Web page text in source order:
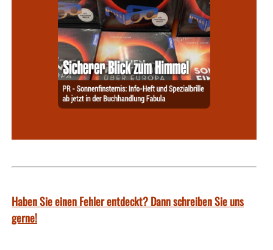
Haben Sie einen Fehler entdeckt? Dann schreiben Sie uns
gerne!